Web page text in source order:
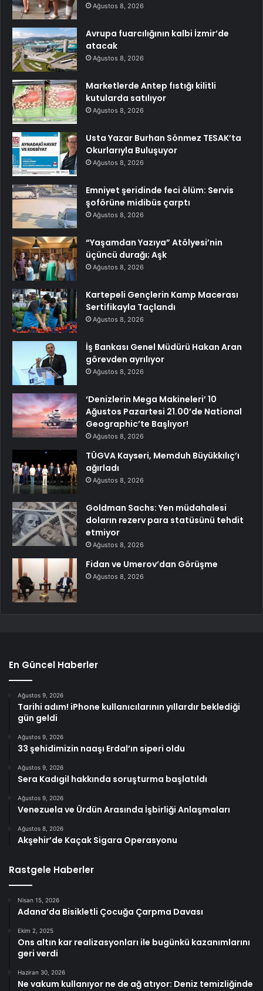
Ağustos 8, 2026
Avrupa fuarcılığının kalbi İzmir’de
atacak
Ağustos 8, 2026
Marketlerde Antep fıstığı kilitli
kutularda satılıyor
Ağustos 8, 2026
Usta Yazar Burhan Sönmez TESAK’ta
Okurlarıyla Buluşuyor
Ağustos 8, 2026
Emniyet şeridinde feci ölüm: Servis
şoförüne midibüs çarptı
Ağustos 8, 2026
“Yaşamdan Yazıya” Atölyesi’nin
üçüncü durağı; Aşk
Ağustos 8, 2026
Kartepeli Gençlerin Kamp Macerası
Sertifikayla Taçlandı
Ağustos 8, 2026
İş Bankası Genel Müdürü Hakan Aran
görevden ayrılıyor
Ağustos 8, 2026
‘Denizlerin Mega Makineleri’ 10
Ağustos Pazartesi 21.00’de National
Geographic’te Başlıyor!
Ağustos 8, 2026
TÜGVA Kayseri, Memduh Büyükkılıç’ı
ağırladı
Ağustos 8, 2026
Goldman Sachs: Yen müdahalesi
doların rezerv para statüsünü tehdit
etmiyor
Ağustos 8, 2026
Fidan ve Umerov’dan Görüşme
Ağustos 8, 2026
En Güncel Haberler
Ağustos 9, 2026
Tarihi adım! iPhone kullanıcılarının yıllardır beklediği
gün geldi
Ağustos 9, 2026
33 şehidimizin naaşı Erdal’ın siperi oldu
Ağustos 9, 2026
Sera Kadıgil hakkında soruşturma başlatıldı
Ağustos 9, 2026
Venezuela ve Ürdün Arasında İşbirliği Anlaşmaları
Ağustos 8, 2026
Akşehir’de Kaçak Sigara Operasyonu
Rastgele Haberler
Nisan 15, 2026
Adana’da Bisikletli Çocuğa Çarpma Davası
Ekim 2, 2025
Ons altın kar realizasyonları ile bugünkü kazanımlarını
geri verdi
Haziran 30, 2026
Ne vakum kullanıyor ne de ağ atıyor: Deniz temizliğinde